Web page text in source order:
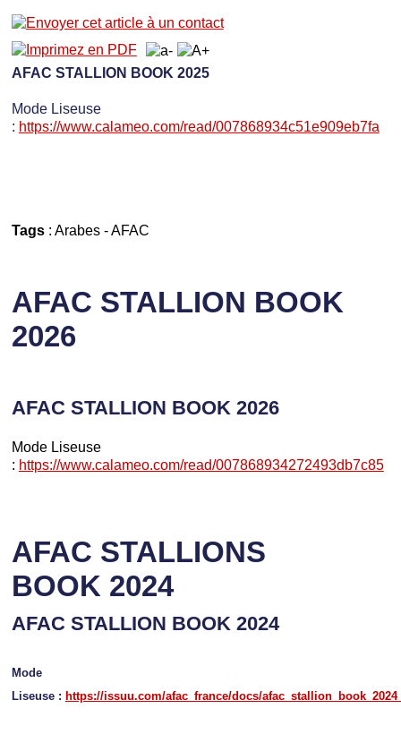
AFAC STALLION BOOK 2025
Mode Liseuse
: https://www.calameo.com/read/007868934c51e909eb7fa
Tags: Arabes-AFAC
AFAC STALLION BOOK
2026
AFAC STALLION BOOK 2026
Mode Liseuse
: https://www.calameo.com/read/007868934272493db7c85
AFAC STALLIONS
BOOK 2024
AFAC STALLION BOOK 2024
Mode
Liseuse : https://issuu.com/afac_france/docs/